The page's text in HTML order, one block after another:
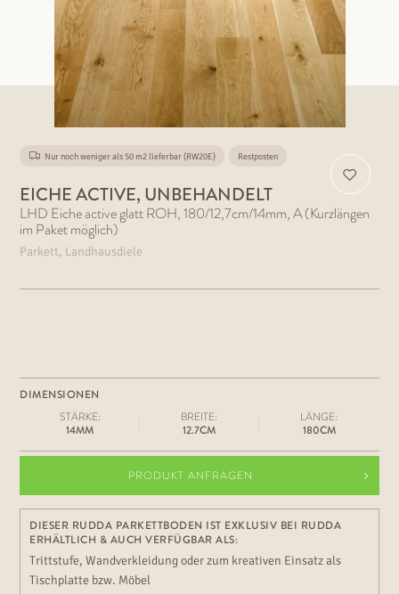
Nur noch weniger als 50 m2 lieferbar (RW20E) Restposten
EICHE ACTIVE, UNBEHANDELT
LHD Eiche active glatt ROH, 180/12,7cm/14mm, A (Kurzlängen
im Paket möglich)
Parkett, Landhausdiele
DIMENSIONEN
STÄRKE:
14MM
BREITE:
12.7CM
LÄNGE:
180CM
PRODUKT ANFRAGEN
DIESER RUDDA PARKETTBODEN IST EXKLUSIV BEI RUDDA
ERHÄLTLICH & AUCH VERFÜGBAR ALS:
Trittstufe, Wandverkleidung oder zum kreativen Einsatz als
Tischplatte bzw. Möbel